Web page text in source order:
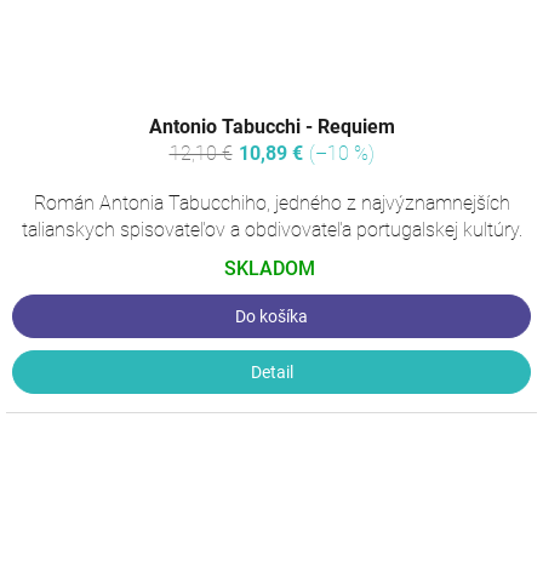
Antonio Tabucchi - Requiem
12,10 € 10,89 € (–10 %)
Román Antonia Tabucchiho, jedného z najvýznamnejších
talianskych spisovateľov a obdivovateľa portugalskej kultúry.
SKLADOM
Do košíka
Detail